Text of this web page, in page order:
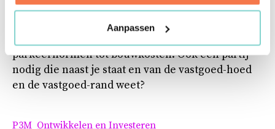
Aanpassen
ontwikkeltraject, we staan er elke dag weer
stuiterend van enthousiasme voor op. Van idee
parkeernormen tot bouwkosten. Ook een partij
nodig die naast je staat en van de vastgoed-hoed
en de vastgoed-rand weet?
P3M Ontwikkelen en Investeren